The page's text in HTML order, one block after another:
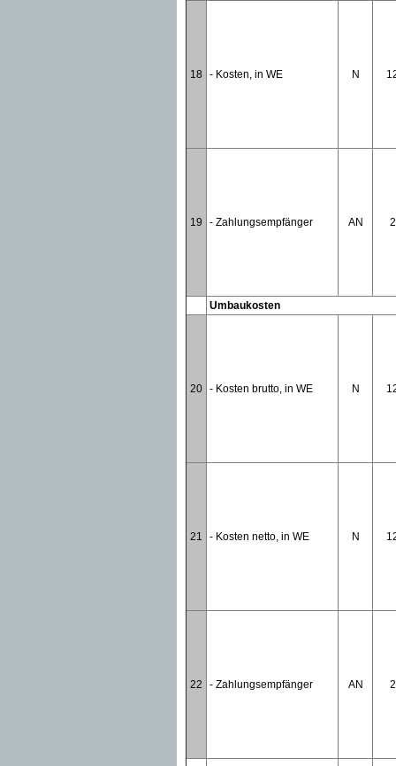
18 - Kosten, in WE N
19 - Zahlungsempfänger AN 2
Umbaukosten
20 - Kosten brutto, in WE N
21 - Kosten netto, in WE N
22 - Zahlungsempfänger AN 2